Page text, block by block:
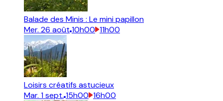
Balade des Minis : Le mini papillon
Mer. 26 août 10h00 11h00
Loisirs créatifs astucieux
Mar. 1sept. 15h00 16h00